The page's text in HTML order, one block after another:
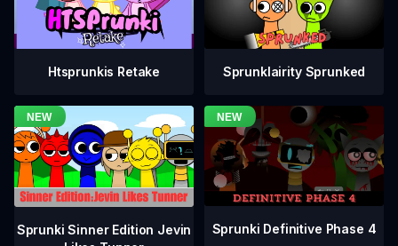
Htsprunkis Retake Sprunklairity Sprunked
Sprunki Sinner Edition Jevin
Sprunki Definitive Phase 4